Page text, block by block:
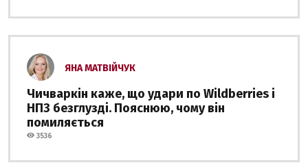
ЯНА МАТВІЙЧУК
Чичваркін каже, що удари по Wildberries і
НПЗ безглузді. Пояснюю, чому він
помиляється
3536